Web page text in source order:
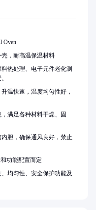
Oven
，耐高温保温材料
热处理、电子元件老化测
温快速，温度均匀性好，
满足各种材料干燥、固
胆，确保通风良好，禁止
功能配置而定
均匀性、安全保护功能及